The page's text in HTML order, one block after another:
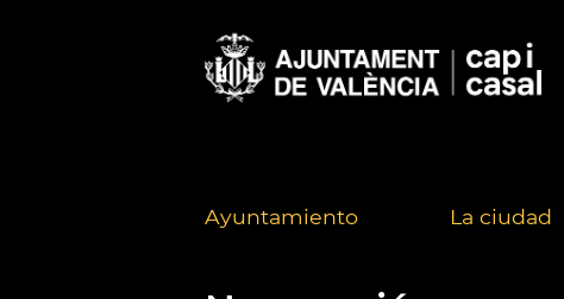
Ayuntamiento La ciudad